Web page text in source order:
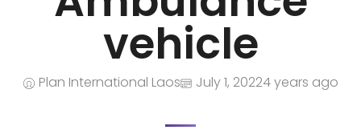
vehicle
Plan International Laos July 1, 20224 years ago